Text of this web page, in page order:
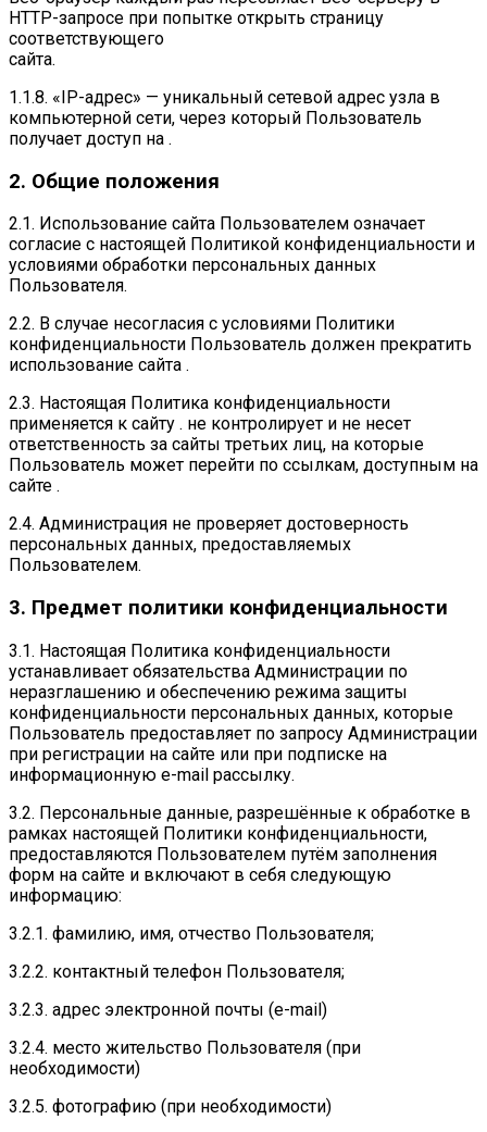
HTTP-запросе при попытке открыть страницу
соответствующего
сайта.
1.1.8. «IP-адрес» — уникальный сетевой адрес узла в
компьютерной сети, через который Пользователь
получает доступ на .
2. Общие положения
2.1. Использование сайта Пользователем означает
согласие с настоящей Политикой конфиденциальности и
условиями обработки персональных данных
Пользователя.
2.2. В случае несогласия с условиями Политики
конфиденциальности Пользователь должен прекратить
использование сайта .
2.3. Настоящая Политика конфиденциальности
применяется к сайту . не контролирует и не несет
ответственность за сайты третьих лиц, на которые
Пользователь может перейти по ссылкам, доступным на
сайте .
2.4. Администрация не проверяет достоверность
персональных данных, предоставляемых
Пользователем.
3. Предмет политики конфиденциальности
3.1. Настоящая Политика конфиденциальности
устанавливает обязательства Администрации по
неразглашению и обеспечению режима защиты
конфиденциальности персональных данных, которые
Пользователь предоставляет по запросу Администрации
при регистрации на сайте или при подписке на
информационную e-mail рассылку.
3.2. Персональные данные, разрешённые к обработке в
рамках настоящей Политики конфиденциальности,
предоставляются Пользователем путём заполнения
форм на сайте и включают в себя следующую
информацию:
3.2.1. фамилию, имя, отчество Пользователя;
3.2.2. контактный телефон Пользователя;
3.2.3. адрес электронной почты (e-mail)
3.2.4. место жительство Пользователя (при
необходимости)
3.2.5. фотографию (при необходимости)